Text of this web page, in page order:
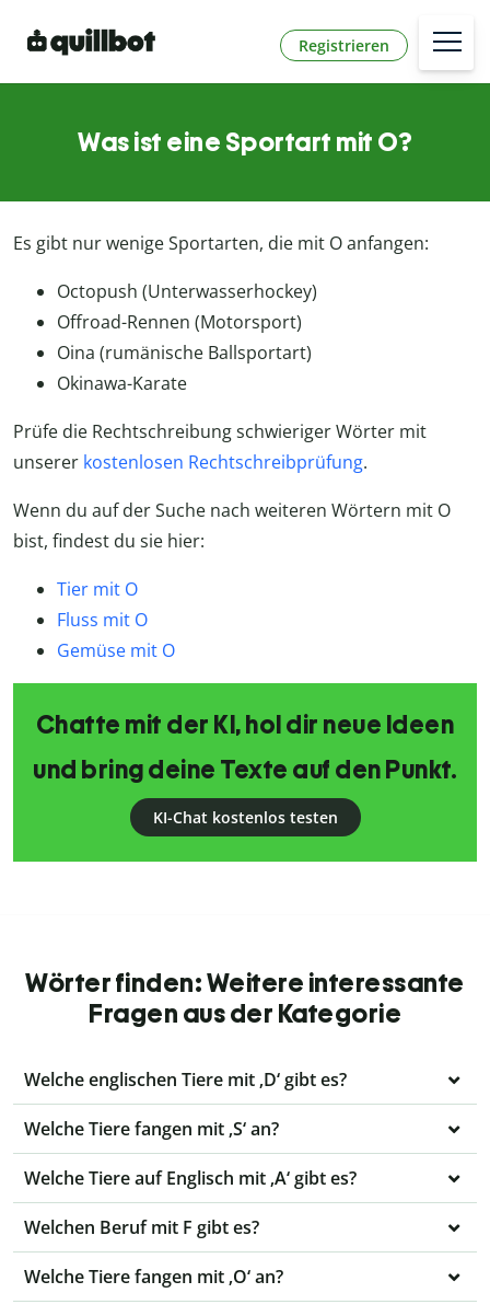
Registrieren
Was ist eine Sportart mit O?
Es gibt nur wenige Sportarten, die mit O anfangen:
Octopush (Unterwasserhockey)
Offroad-Rennen (Motorsport)
Oina (rumänische Ballsportart)
Okinawa-Karate
Prüfe die Rechtschreibung schwieriger Wörter mit
unserer kostenlosen Rechtschreibprüfung.
Wenn du auf der Suche nach weiteren Wörtern mit O
bist, findest du sie hier:
Tier mit O
Fluss mit O
Gemüse mit O
Chatte mit der KI, hol dir neue Ideen
und bring deine Texte auf den Punkt.
KI-Chat kostenlos testen
Wörter finden: Weitere interessante
Fragen aus der Kategorie
Welche englischen Tiere mit ‚D‘ gibt es?
Welche Tiere fangen mit ‚S‘ an?
Welche Tiere auf Englisch mit ‚A‘ gibt es?
Welchen Beruf mit F gibt es?
Welche Tiere fangen mit ‚O‘ an?